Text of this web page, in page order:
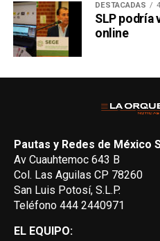
DESTACADAS
SLP podría
online
Pautas y Redes de México
Av Cuauhtemoc 643 B
Col. Las Aguilas CP 78260
San Luis Potosí, S.L.P.
Teléfono 444 2440971
EL EQUIPO: